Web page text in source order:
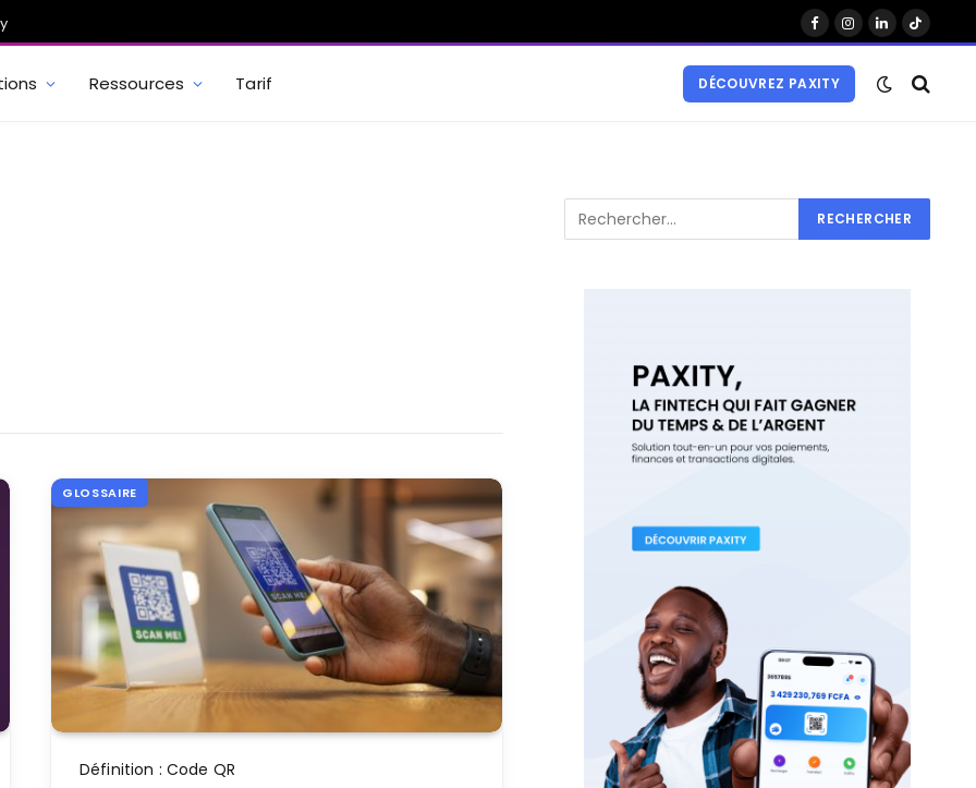
Facebook
Instagram
LinkedInTikTok
Ressources Tarif DÉCOUVREZ PAXITY
GLOSSAIRE
Définition : Code QR